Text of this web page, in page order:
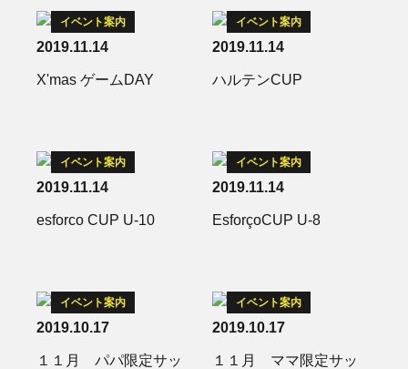
イベント案内
2019.11.14
X'mas ゲームDAY
イベント案内
2019.11.14
ハルテンCUP
イベント案内
2019.11.14
esforco CUP U-10
イベント案内
2019.11.14
EsforçoCUP U-8
イベント案内
2019.10.17
１１月 パパ限定サッ
イベント案内
2019.10.17
１１月 ママ限定サッ